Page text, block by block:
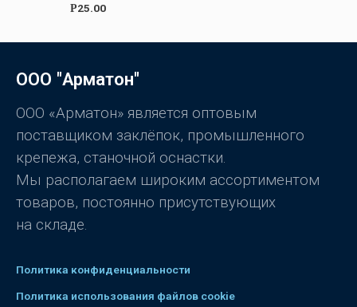
и
О
и
з
Р25.00
ООО "Арматон"
ООО «Арматон» является оптовым
поставщиком заклёпок, промышленного
крепежа, станочной оснастки.
Мы располагаем широким ассортиментом
товаров, постоянно присутствующих
на складе.
Политика конфиденциальности
Политика использования файлов cookie